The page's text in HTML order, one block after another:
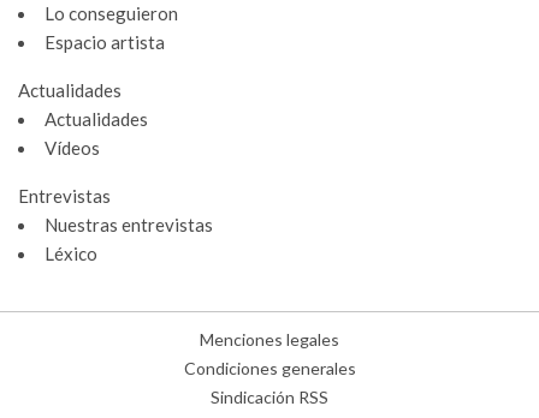
Lo conseguieron
Espacio artista
Actualidades
Actualidades
Vídeos
Entrevistas
Nuestras entrevistas
Léxico
Menciones legales
Condiciones generales
Sindicación RSS